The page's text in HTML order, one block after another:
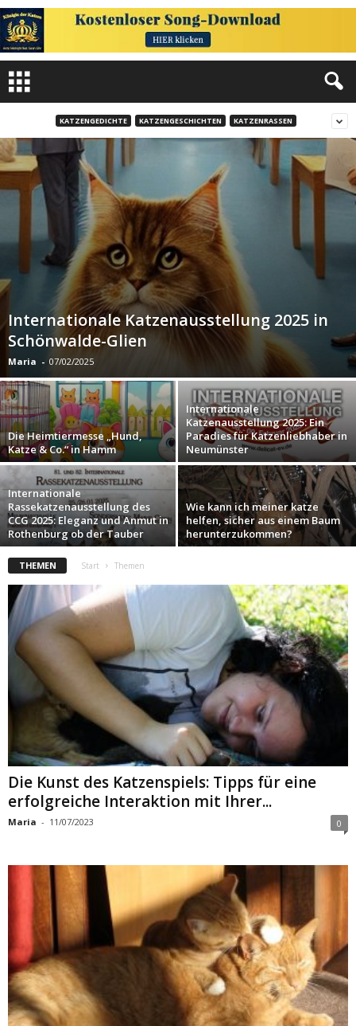
KATZENGEDICHTE KATZENGESCHICHTEN KATZENRASSEN
Internationale Katzenausstellung 2025 in
Schönwalde-Glien
Maria - 07/02/2025
Die Heimtiermesse „Hund,
Katze & Co.“ in Hamm
Internationale
Katzenausstellung 2025: Ein
Paradies für Katzenliebhaber in
Neumünster
Internationale
Rassekatzenausstellung des
CCG 2025: Eleganz und Anmut in
Rothenburg ob der Tauber
Wie kann ich meiner katze
helfen, sicher aus einem Baum
herunterzukommen?
THEMEN Start Themen
Die Kunst des Katzenspiels: Tipps für eine
erfolgreiche Interaktion mit Ihrer...
Maria - 11/07/2023 0